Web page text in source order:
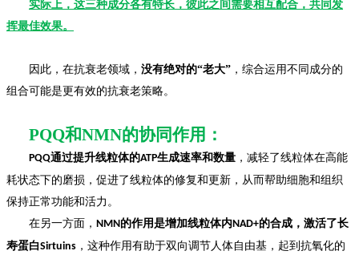
实际上，这三种成分各有特长，彼此之间需要相互配合，共同发
挥最佳效果。
因此，在抗衰老领域， 没有绝对的“老大” ，综合运用不同成分的
组合可能是更有效的抗衰老策略。
PQQ和NMN的协同作用：
PQQ通过提升线粒体的ATP生成速率和数量 ，减轻了线粒体在高能
耗状态下的磨损，促进了线粒体的修复和更新，从而帮助细胞和组织
保持正常功能和活力。
在另一方面， NMN 的作用是增加线粒体内NAD+的合成，激活了长
寿蛋白Sirtuins ，这种作用有助于双向调节人体自由基，起到抗氧化的